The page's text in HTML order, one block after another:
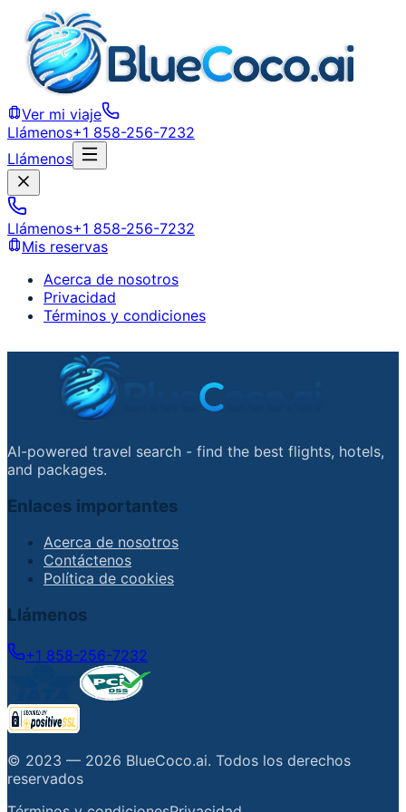
Ver mi viaje
Llámenos+1 858-256-7232
Llámenos
Llámenos+1 858-256-7232
Mis reservas
Acerca de nosotros
Privacidad
Términos y condiciones
AI-powered travel search - find the best flights, hotels,
and packages.
Enlaces importantes
Acerca de nosotros
Contáctenos
Política de cookies
Llámenos
+1 858-256-7232
© 2023 — 2026 BlueCoco.ai. Todos los derechos
reservados